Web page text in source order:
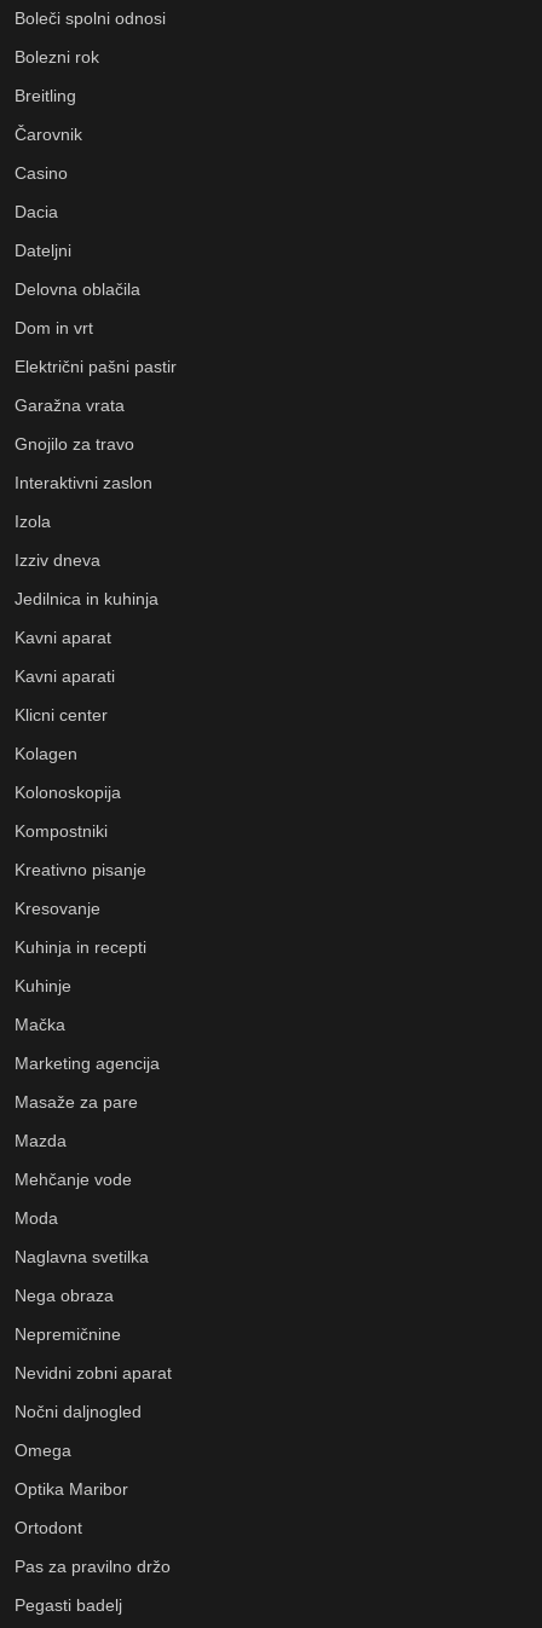
Boleči spolni odnosi
Bolezni rok
Breitling
Čarovnik
Casino
Dacia
Dateljni
Delovna oblačila
Dom in vrt
Električni pašni pastir
Garažna vrata
Gnojilo za travo
Interaktivni zaslon
Izola
Izziv dneva
Jedilnica in kuhinja
Kavni aparat
Kavni aparati
Klicni center
Kolagen
Kolonoskopija
Kompostniki
Kreativno pisanje
Kresovanje
Kuhinja in recepti
Kuhinje
Mačka
Marketing agencija
Masaže za pare
Mazda
Mehčanje vode
Moda
Naglavna svetilka
Nega obraza
Nepremičnine
Nevidni zobni aparat
Nočni daljnogled
Omega
Optika Maribor
Ortodont
Pas za pravilno držo
Pegasti badelj